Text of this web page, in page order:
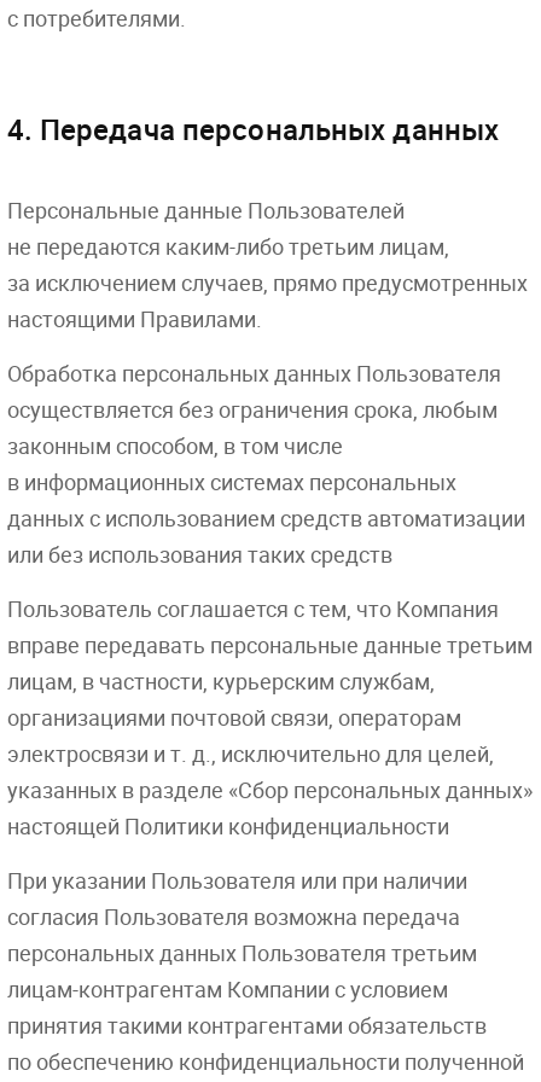
с потребителями.
4. Передача персональных данных
Персональные данные Пользователей
не передаются каким-либо третьим лицам,
за исключением случаев, прямо предусмотренных
настоящими Правилами.
Обработка персональных данных Пользователя
осуществляется без ограничения срока, любым
законным способом, в том числе
в информационных системах персональных
данных с использованием средств автоматизации
или без использования таких средств
Пользователь соглашается с тем, что Компания
вправе передавать персональные данные третьим
лицам, в частности, курьерским службам,
организациями почтовой связи, операторам
электросвязи и т. д., исключительно для целей,
указанных в разделе «Сбор персональных данных»
настоящей Политики конфиденциальности
При указании Пользователя или при наличии
согласия Пользователя возможна передача
персональных данных Пользователя третьим
лицам-контрагентам Компании с условием
принятия такими контрагентами обязательств
по обеспечению конфиденциальности полученной